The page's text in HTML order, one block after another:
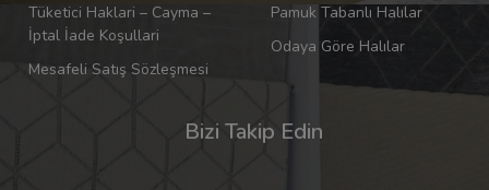
Tüketici Haklari – Cayma –
İptal İade Koşullari
Mesafeli Satış Sözleşmesi
Pamuk Tabanlı Halılar
Odaya Göre Halılar
Bizi Takip Edin